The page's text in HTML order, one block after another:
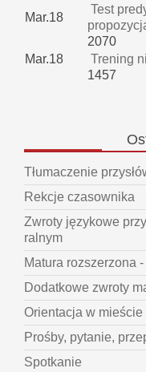
Mar.18
Test
2070
Mar.18
Trening
1457
Tłumaczenie
Rekcje czasownika
Zwroty językowe
ralnym
Matura rozszerzona
Dodatkowe zwroty
Orientacja w mieście
Prośby, pytanie,
Spotkanie